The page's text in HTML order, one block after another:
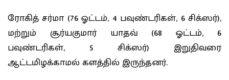
ரோகித் சர்மா (76 ஓட்டம், 4 பவுண்டரிகள், 6 சிக்ஸர்),
மற்றும் சூர்யகுமார் யாதவ் (68 ஓட்டம், 6
பவுண்டரிகள், 5 சிக்ஸர்) இறுதிவரை
ஆட்டமிழக்காமல் களத்தில் இருந்தனர்.